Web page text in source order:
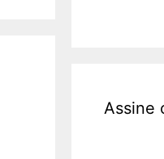
Assine